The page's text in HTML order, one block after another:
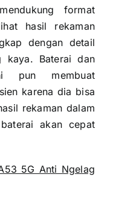
format
hasil rekaman
dengan detail
kaya. Baterai dan
membuat
karena dia bisa
rekaman dalam
akan cepat
5G Anti Ngelag